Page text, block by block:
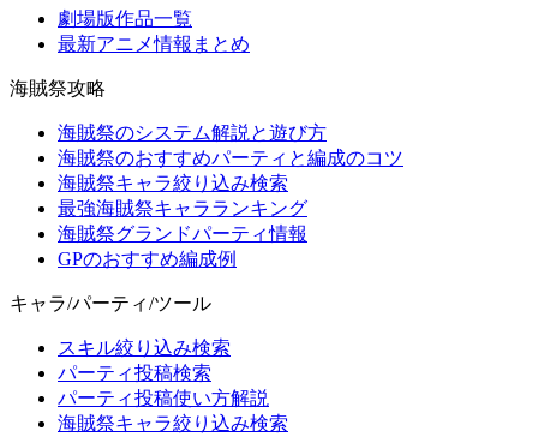
劇場版作品一覧
最新アニメ情報まとめ
海賊祭攻略
海賊祭のシステム解説と遊び方
海賊祭のおすすめパーティと編成のコツ
海賊祭キャラ絞り込み検索
最強海賊祭キャラランキング
海賊祭グランドパーティ情報
GPのおすすめ編成例
キャラ/パーティ/ツール
スキル絞り込み検索
パーティ投稿検索
パーティ投稿使い方解説
海賊祭キャラ絞り込み検索